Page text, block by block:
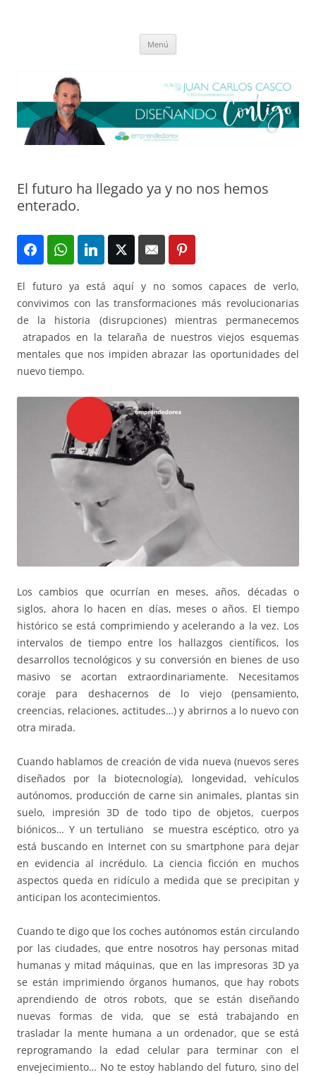
Menú
El futuro ha llegado ya y no nos hemos
enterado.
El futuro ya está aquí y no somos capaces de verlo,
convivimos con las transformaciones más revolucionarias
de la historia (disrupciones) mientras permanecemos
atrapados en la telaraña de nuestros viejos esquemas
mentales que nos impiden abrazar las oportunidades del
nuevo tiempo.
Los cambios que ocurrían en meses, años, décadas o
siglos, ahora lo hacen en días, meses o años. El tiempo
histórico se está comprimiendo y acelerando a la vez. Los
intervalos de tiempo entre los hallazgos científicos, los
desarrollos tecnológicos y su conversión en bienes de uso
masivo se acortan extraordinariamente. Necesitamos
coraje para deshacernos de lo viejo (pensamiento,
creencias, relaciones, actitudes…) y abrirnos a lo nuevo con
otra mirada.
Cuando hablamos de creación de vida nueva (nuevos seres
diseñados por la biotecnología), longevidad, vehículos
autónomos, producción de carne sin animales, plantas sin
suelo, impresión 3D de todo tipo de objetos, cuerpos
biónicos… Y un tertuliano se muestra escéptico, otro ya
está buscando en Internet con su smartphone para dejar
en evidencia al incrédulo. La ciencia ficción en muchos
aspectos queda en ridículo a medida que se precipitan y
anticipan los acontecimientos.
Cuando te digo que los coches autónomos están circulando
por las ciudades, que entre nosotros hay personas mitad
humanas y mitad máquinas, que en las impresoras 3D ya
se están imprimiendo órganos humanos, que hay robots
aprendiendo de otros robots, que se están diseñando
nuevas formas de vida, que se está trabajando en
trasladar la mente humana a un ordenador, que se está
reprogramando la edad celular para terminar con el
envejecimiento… No te estoy hablando del futuro, sino del